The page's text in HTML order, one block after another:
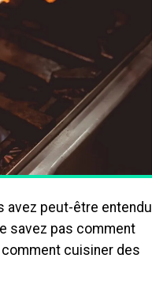
avez peut-être entendu
savez pas comment
cuisiner des